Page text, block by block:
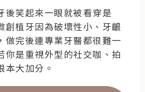
後笑起來一眼就被看穿是
創植牙因為破壞性小、牙齦
做完後連專業牙醫都很難一
你是重視外型的社交咖、拍
本大加分。